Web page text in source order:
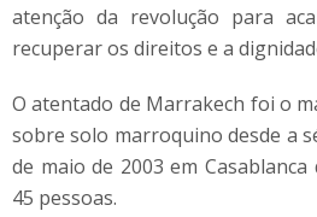
atenção da revolução para
recuperar os direitos e a
O atentado de Marrakech foi o
sobre solo marroquino desde a
de maio de 2003 em
45 pessoas.